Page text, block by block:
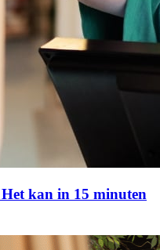
kan in 15 minuten